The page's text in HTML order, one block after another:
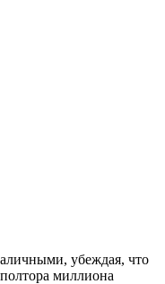
убеждая, что
миллиона